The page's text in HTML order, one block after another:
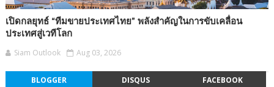
เปิดกลยุทธ์ “ทีมขายประเทศไทย” พลังสำคัญในการขับเคลื่อน
ประเทศสู่เวทีโลก
Siam Outlook Aug 03, 2026
BLOGGER DISQUS FACEBOOK